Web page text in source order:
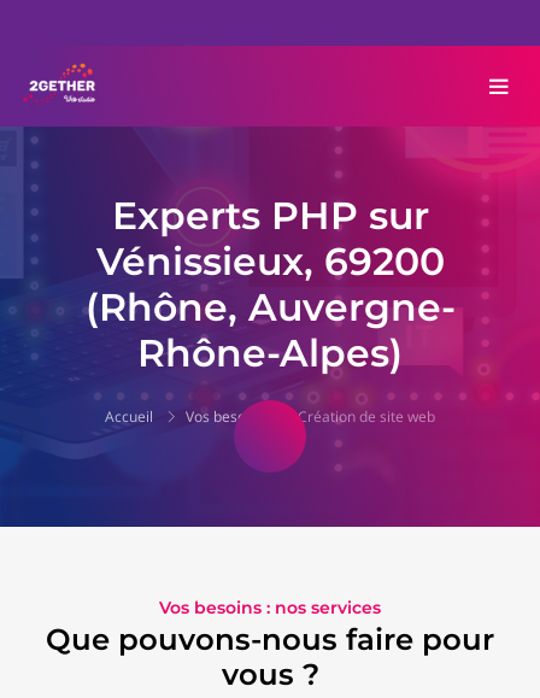
Experts PHP sur
Vénissieux, 69200
(Rhône, Auvergne-
Rhône-Alpes)
Accueil Vos besoins Création de site web
Vos besoins : nos services
Que pouvons-nous faire pour
vous ?